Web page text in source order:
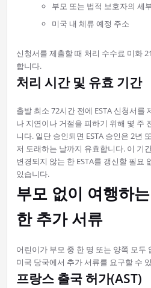
부모 또는 법적 보호자의 세
미국 내 체류 예정 주소
신청서를 제출할 때 처리 수수료 미화
합니다.
처리 시간 및 유효 기간
출발 최소 72시간 전에 ESTA 신청서를
나 지연이나 거절을 피하기 위해 몇 주
니다. 일단 승인되면 ESTA 승인은 2년
저 도래하는 날까지 유효합니다. 이 기
변경되지 않는 한 ESTA를 갱신할 필요
있습니다.
부모 없이 여행하
한 추가 서류
어린이가 부모 중 한 명 또는 양쪽 모두
미국 당국에서 추가 서류를 요구할 수
프랑스 출국 허가(AST)